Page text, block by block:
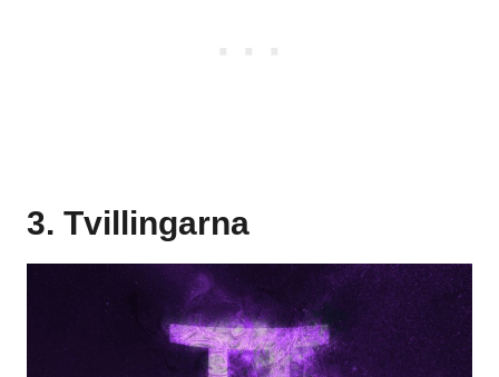
3. Tvillingarna